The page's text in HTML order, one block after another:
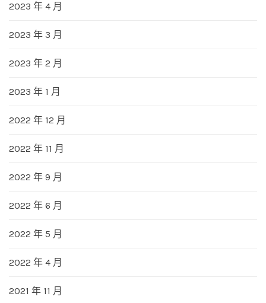
2023 年 4 月
2023 年 3 月
2023 年 2 月
2023 年 1 月
2022 年 12 月
2022 年 11 月
2022 年 9 月
2022 年 6 月
2022 年 5 月
2022 年 4 月
2021 年 11 月